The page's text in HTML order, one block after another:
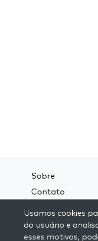
Sobre
Contato
Política de
Usamos cookies
do usuário e
esses motivos,